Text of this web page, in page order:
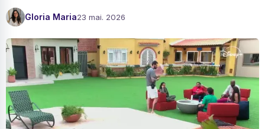
Gloria Maria23 mai. 2026